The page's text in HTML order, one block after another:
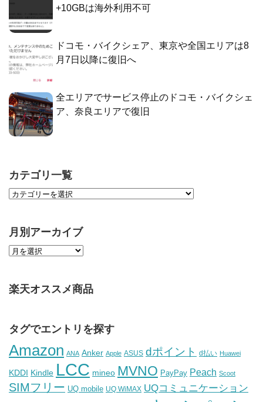
+10GBは海外利用不可
ドコモ・バイクシェア、東京や全国エリアは8
月7日以降に復旧へ
全エリアでサービス停止のドコモ・バイクシェ
ア、奈良エリアで復旧
カテゴリ一覧
月別アーカイブ
楽天オススメ商品
タグでエントリを探す
Amazon ANA Anker Apple ASUS dポイント d払い Huawei
KDDI Kindle LCC mineo MVNO PayPay Peach Scoot
SIMフリー UQ mobile UQ WiMAX UQコミュニケーション